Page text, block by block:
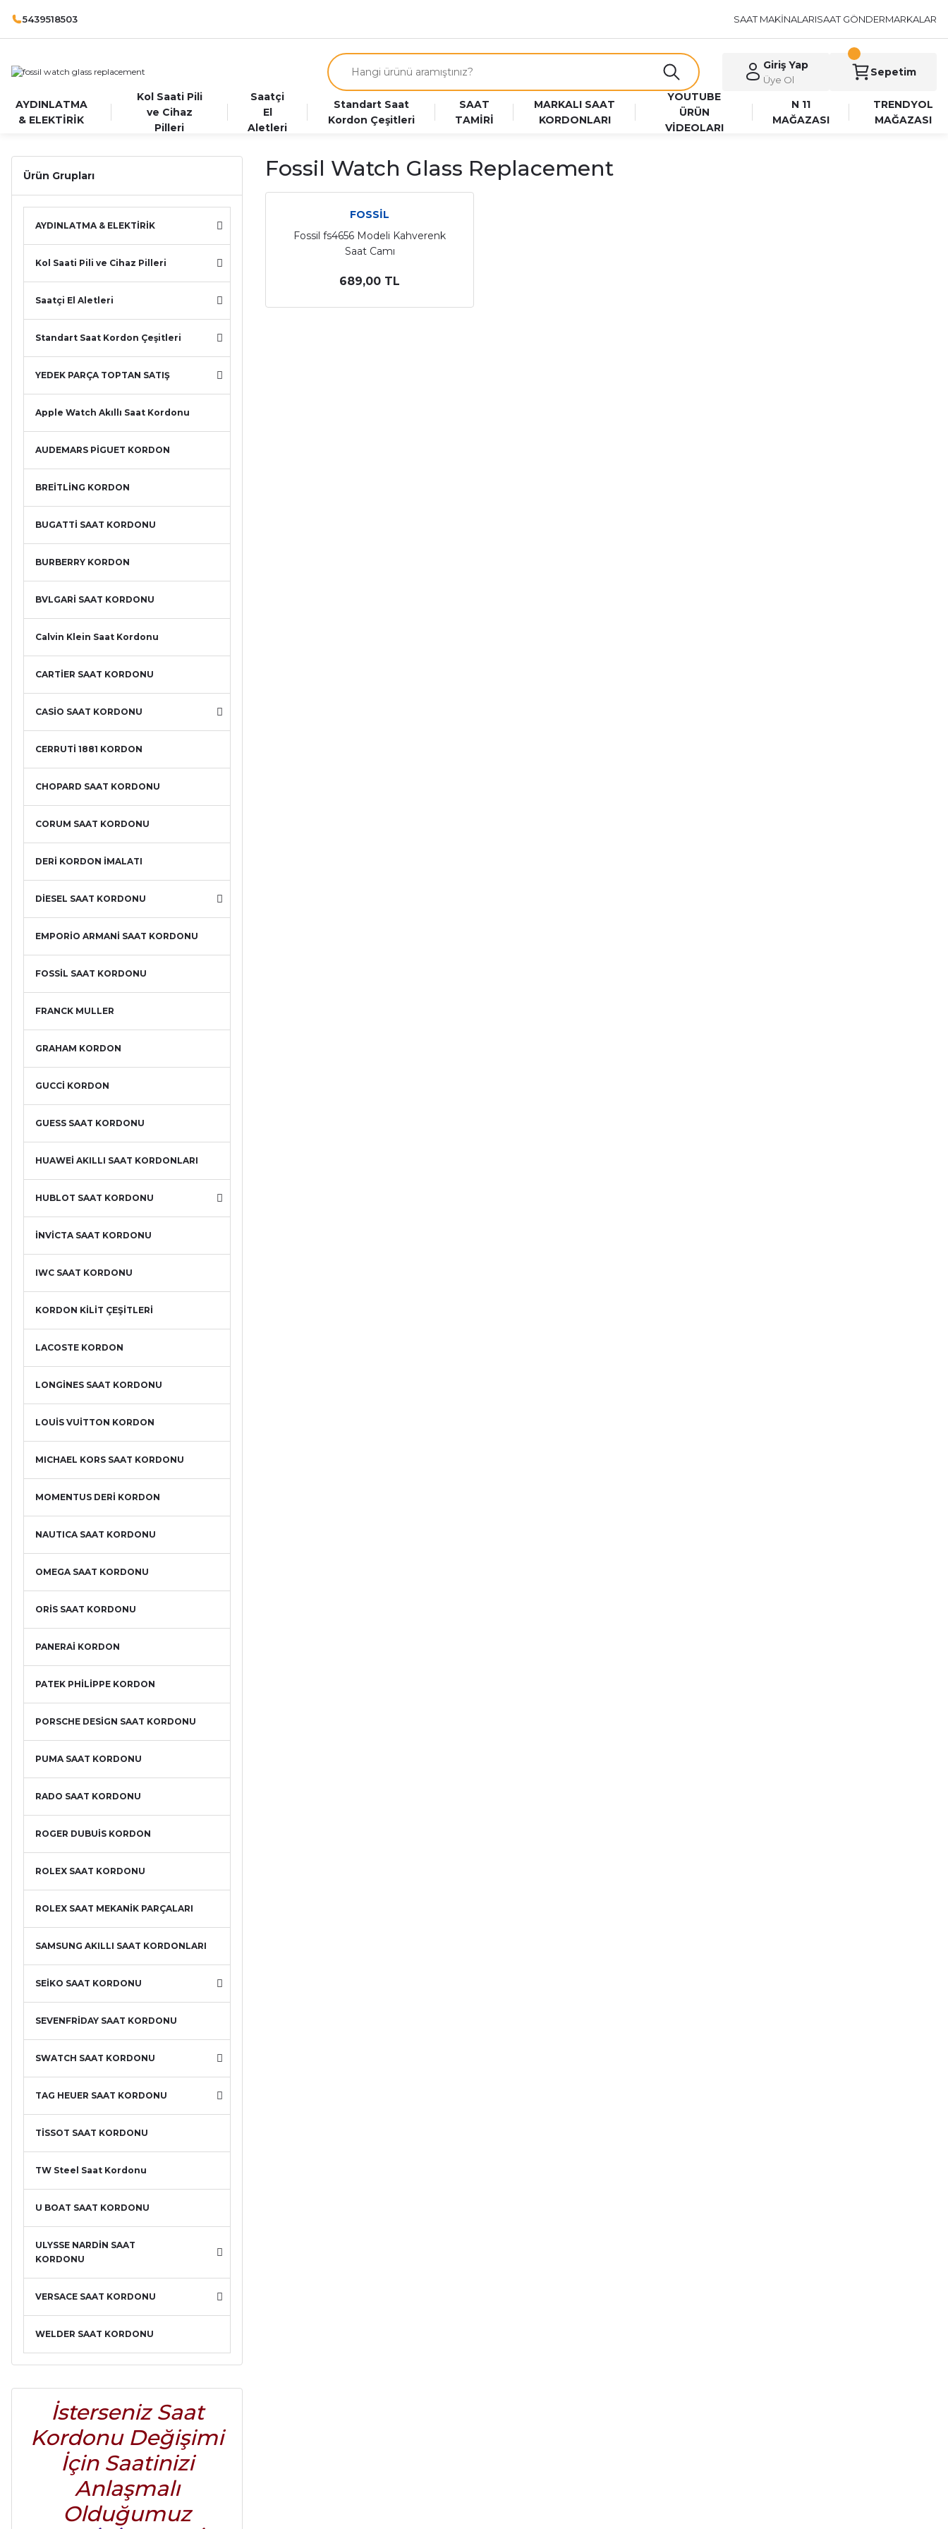
5439518503 SAAT MAKİNALARISAAT GÖNDERMARKALAR
Giriş Yap
Üye Ol
Sepetim
AYDINLATMA
& ELEKTİRİK
Kol Saati Pili
ve Cihaz
Pilleri
Saatçi
El
Aletleri
Standart Saat
Kordon Çeşitleri
SAAT
TAMİRİ
MARKALI SAAT
KORDONLARI
YOUTUBE
ÜRÜN
VİDEOLARI
N 11
MAĞAZASI
TRENDYOL
MAĞAZASI
Ürün Grupları
AYDINLATMA & ELEKTİRİK
Kol Saati Pili ve Cihaz Pilleri
Saatçi El Aletleri
Standart Saat Kordon Çeşitleri
YEDEK PARÇA TOPTAN SATIŞ
Apple Watch Akıllı Saat Kordonu
AUDEMARS PİGUET KORDON
BREİTLİNG KORDON
BUGATTİ SAAT KORDONU
BURBERRY KORDON
BVLGARİ SAAT KORDONU
Calvin Klein Saat Kordonu
CARTİER SAAT KORDONU
CASİO SAAT KORDONU
CERRUTİ 1881 KORDON
CHOPARD SAAT KORDONU
CORUM SAAT KORDONU
DERİ KORDON İMALATI
DİESEL SAAT KORDONU
EMPORİO ARMANİ SAAT KORDONU
FOSSİL SAAT KORDONU
FRANCK MULLER
GRAHAM KORDON
GUCCİ KORDON
GUESS SAAT KORDONU
HUAWEİ AKILLI SAAT KORDONLARI
HUBLOT SAAT KORDONU
İNVİCTA SAAT KORDONU
IWC SAAT KORDONU
KORDON KİLİT ÇEŞİTLERİ
LACOSTE KORDON
LONGİNES SAAT KORDONU
LOUİS VUİTTON KORDON
MICHAEL KORS SAAT KORDONU
MOMENTUS DERİ KORDON
NAUTICA SAAT KORDONU
OMEGA SAAT KORDONU
ORİS SAAT KORDONU
PANERAİ KORDON
PATEK PHİLİPPE KORDON
PORSCHE DESİGN SAAT KORDONU
PUMA SAAT KORDONU
RADO SAAT KORDONU
ROGER DUBUİS KORDON
ROLEX SAAT KORDONU
ROLEX SAAT MEKANİK PARÇALARI
SAMSUNG AKILLI SAAT KORDONLARI
SEİKO SAAT KORDONU
SEVENFRİDAY SAAT KORDONU
SWATCH SAAT KORDONU
TAG HEUER SAAT KORDONU
TİSSOT SAAT KORDONU
TW Steel Saat Kordonu
U BOAT SAAT KORDONU
ULYSSE NARDİN SAAT
KORDONU
VERSACE SAAT KORDONU
WELDER SAAT KORDONU
İsterseniz Saat
Kordonu Değişimi
İçin Saatinizi
Anlaşmalı
Olduğumuz
Fossil Watch Glass Replacement
FOSSİL
Fossil fs4656 Modeli Kahverenk
Saat Camı
689,00 TL